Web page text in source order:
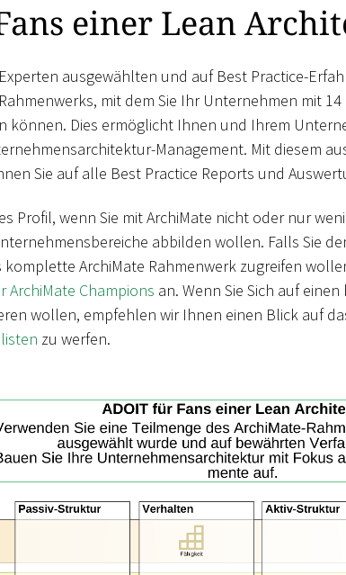
einer Lean
ausgewählten und auf Best Practice-
mit dem Sie Ihr Unternehmen mit
können. Dies ermöglicht Ihnen und Ihrem
Management. Mit diesem
Sie auf alle Best Practice Reports und
Profil, wenn Sie mit ArchiMate nicht oder nur
abbilden wollen. Falls Sie
ArchiMate Rahmenwerk zugreifen
ArchiMate Champions an. Wenn Sie Sich auf
wollen, empfehlen wir Ihnen einen Blick auf
zu werfen.